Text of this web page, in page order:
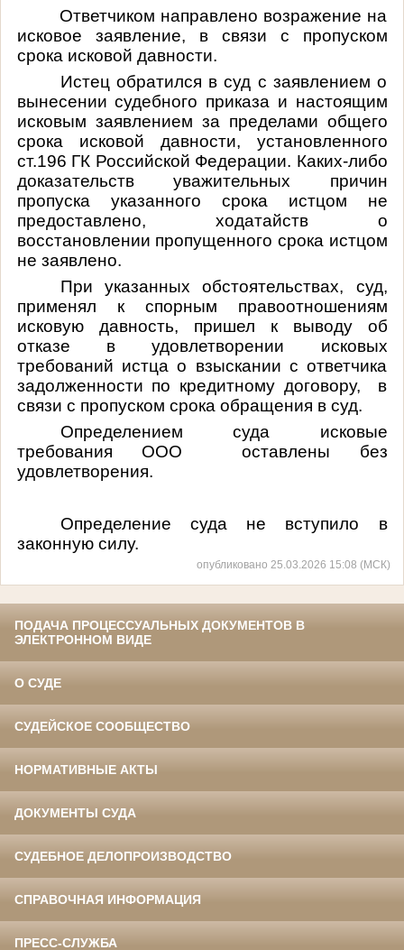
Ответчиком направлено возражение на
исковое заявление, в связи с пропуском
срока исковой давности.
Истец обратился в суд с заявлением о
вынесении судебного приказа и настоящим
исковым заявлением за пределами общего
срока исковой давности, установленного
ст.196 ГК Российской Федерации. Каких-либо
доказательств уважительных причин
пропуска указанного срока истцом не
предоставлено, ходатайств о
восстановлении пропущенного срока истцом
не заявлено.
При указанных обстоятельствах, суд,
применял к спорным правоотношениям
исковую давность, пришел к выводу об
отказе в удовлетворении исковых
требований истца о взыскании с ответчика
задолженности по кредитному договору, в
связи с пропуском срока обращения в суд.
Определением суда исковые
требования ООО оставлены без
удовлетворения.
Определение суда не вступило в
законную силу.
опубликовано 25.03.2026 15:08 (МСК)
ПОДАЧА ПРОЦЕССУАЛЬНЫХ ДОКУМЕНТОВ В
ЭЛЕКТРОННОМ ВИДЕ
О СУДЕ
СУДЕЙСКОЕ СООБЩЕСТВО
НОРМАТИВНЫЕ АКТЫ
ДОКУМЕНТЫ СУДА
СУДЕБНОЕ ДЕЛОПРОИЗВОДСТВО
СПРАВОЧНАЯ ИНФОРМАЦИЯ
ПРЕСС-СЛУЖБА